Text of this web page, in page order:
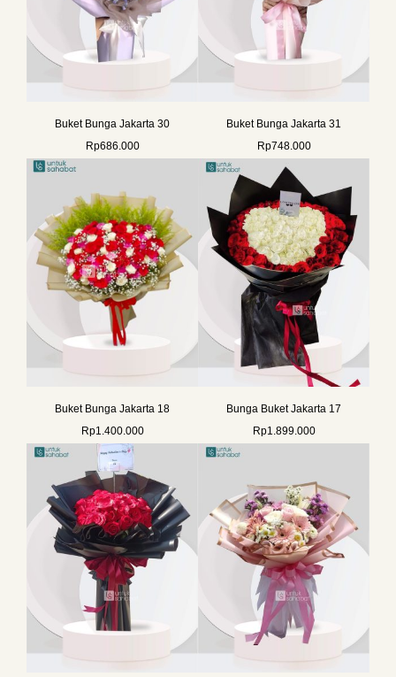
Buket Bunga Jakarta 30
Rp686.000
Buket Bunga Jakarta 31
Rp748.000
Buket Bunga Jakarta 18
Rp1.400.000
Bunga Buket Jakarta 17
Rp1.899.000